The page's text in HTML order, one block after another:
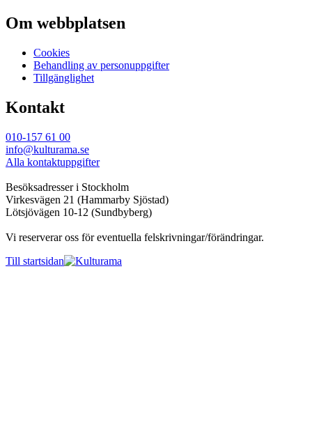
Om webbplatsen
Cookies
Behandling av personuppgifter
Tillgänglighet
Kontakt
010-157 61 00
info@kulturama.se
Alla kontaktuppgifter
Besöksadresser i Stockholm
Virkesvägen 21 (Hammarby Sjöstad)
Lötsjövägen 10-12 (Sundbyberg)
Vi reserverar oss för eventuella felskrivningar/förändringar.
Till startsidan